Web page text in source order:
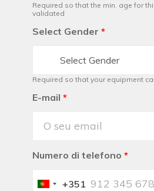
Required so that the min. age for
validated
Select Gender *
Select Gender
Required so that your equipment
E-mail *
Numero di telefono *
Portugal
+351